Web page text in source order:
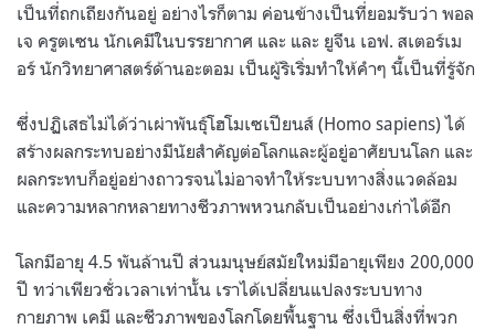
เป็นที่ถกเถียงกันอยู่ อย่างไรก็ตาม ค่อนข้างเป็นที่ยอมรับว่า พอล
เจ ครูตเซน นักเคมีในบรรยากาศ และ และ ยูจีน เอฟ. สเตอร์เม
อร์ นักวิทยาศาสตร์ด้านอะตอม เป็นผู้ริเริ่มทำให้คำๆ นี้เป็นที่รู้จัก
ซึ่งปฏิเสธไม่ได้ว่าเผ่าพันธุ์โฮโมเซเปียนส์ (Homo sapiens) ได้
สร้างผลกระทบอย่างมีนัยสำคัญต่อโลกและผู้อยู่อาศัยบนโลก และ
ผลกระทบก็อยู่อย่างถาวรจนไม่อาจทำให้ระบบทางสิ่งแวดล้อม
และความหลากหลายทางชีวภาพหวนกลับเป็นอย่างเก่าได้อีก
โลกมีอายุ 4.5 พันล้านปี ส่วนมนุษย์สมัยใหม่มีอายุเพียง 200,000
ปี ทว่าเพียวชั่วเวลาเท่านั้น เราได้เปลี่ยนแปลงระบบทาง
กายภาพ เคมี และชีวภาพของโลกโดยพื้นฐาน ซึ่งเป็นสิ่งที่พวก